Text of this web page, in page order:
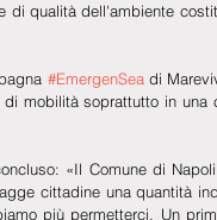
di qualità dell'ambiente
#EmergenSea di
mobilità soprattutto in una
«Il Comune di
cittadine una quantità
più permetterci. Un